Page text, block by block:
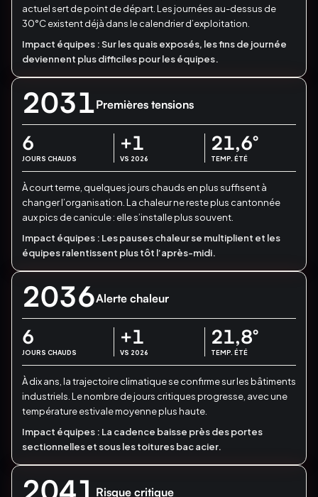
actuel sert de point de départ. Les journées au-dessus de
30°C existent déjà dans le calendrier d’exploitation.
Impact équipes :Sur les quais exposés, les fins de journée
deviennent plus difficiles pour les équipes.
2031Premières tensions
6
JOURS CHAUDS
+1
VS 2026
21,6°
TEMP. ÉTÉ
À court terme, quelques jours chauds en plus suffisent à
changer l’organisation. La chaleur ne reste plus cantonnée
aux pics de canicule : elle s’installe plus souvent.
Impact équipes : Les pauses chaleur se multiplient et les
équipes ralentissent plus tôt l’après-midi.
2036Alerte chaleur
6
JOURS CHAUDS
+1
VS 2026
21,8°
TEMP. ÉTÉ
À dix ans, la trajectoire climatique se confirme sur les bâtiments
industriels. Le nombre de jours critiques progresse, avec une
température estivale moyenne plus haute.
Impact équipes : La cadence baisse près des portes
sectionnelles et sous les toitures bac acier.
2041 Risque critique